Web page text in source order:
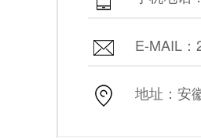
E-MAIL
地址：安